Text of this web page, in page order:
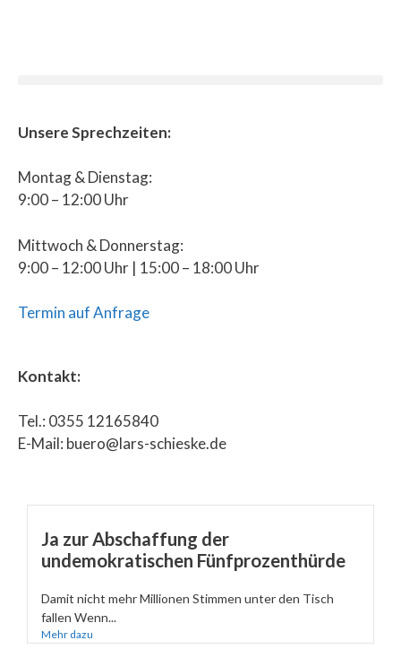
Unsere Sprechzeiten:
Montag & Dienstag:
9:00 – 12:00 Uhr
Mittwoch & Donnerstag:
9:00 – 12:00 Uhr | 15:00 – 18:00 Uhr
Termin auf Anfrage
Kontakt:
Tel.: 0355 12165840
E-Mail: buero@lars-schieske.de
Ja zur Abschaffung der
undemokratischen Fünfprozenthürde
Damit nicht mehr Millionen Stimmen unter den Tisch
fallen Wenn...
Mehr dazu